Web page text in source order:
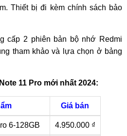
Thiết bị đi kèm chính sách bảo
cấp 2 phiên bản bộ nhớ Redmi
tham khảo và lựa chọn ở bảng
11 Pro mới nhất 2024:
Giá bán
6-128GB 4.950.000 ₫